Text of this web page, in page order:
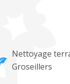
Nettoyage
Groseillers